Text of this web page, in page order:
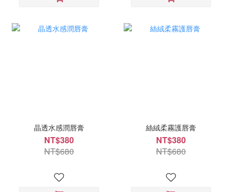
晶透水感潤唇膏
NT$380
NT$680
絲絨柔霧護唇膏
NT$380
NT$680